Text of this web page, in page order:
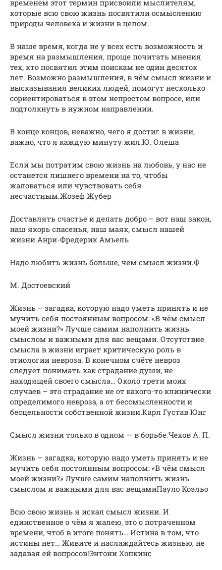
временем этот термин присвоили мыслителям,
которые всю свою жизнь посвятили осмыслению
природы человека и жизни в целом.
В наше время, когда не у всех есть возможность и
время на размышления, проще почитать мнения
тех, кто посвятил этим поискам не один десяток
лет. Возможно размышления, в чём смысл жизни и
высказывания великих людей, помогут несколько
сориентироваться в этом непростом вопросе, или
подтолкнуть в нужном направлении.
В конце концов, неважно, чего я достиг в жизни,
важно, что я каждую минуту жил.Ю. Олеша
Если мы потратим свою жизнь на любовь, у нас не
останется лишнего времени на то, чтобы
жаловаться или чувствовать себя
несчастным.Жозеф Жубер
Доставлять счастье и делать добро – вот наш закон,
наш якорь спасенья, наш маяк, смысл нашей
жизни.Анри-Фредерик Амьель
Надо любить жизнь больше, чем смысл жизни.Ф
М. Достоевский
Жизнь – загадка, которую надо уметь принять и не
мучить себя постоянным вопросом: «В чём смысл
моей жизни?» Лучше самим наполнить жизнь
смыслом и важными для вас вещами. Отсутствие
смысла в жизни играет критическую роль в
этиологии невроза. В конечном счёте невроз
следует понимать как страдание души, не
находящей своего смысла… Около трети моих
случаев – это страдание не от какого-то клинически
определимого невроза, а от бессмысленности и
бесцельности собственной жизни.Карл Густав Юнг
Смысл жизни только в одном — в борьбе.Чехов А. П.
Жизнь – загадка, которую надо уметь принять и не
мучить себя постоянным вопросом: «В чём смысл
моей жизни?» Лучше самим наполнить жизнь
смыслом и важными для вас вещамиПауло Коэльо
Всю свою жизнь я искал смысл жизни. И
единственное о чём я жалею, это о потраченном
времени, чтоб в итоге понять… Истина в том, что
истины нет… Живите и наслаждайтесь жизнью, не
задавая ей вопросов!Энтони Хопкинс